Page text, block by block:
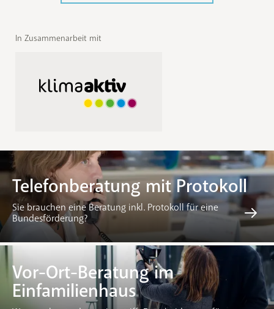
In Zusammenarbeit mit
Telefonberatung mit Protokoll
Sie brauchen eine Beratung inkl. Protokoll für eine
Bundesförderung?
Vor-Ort-Beratung im
Einfamilienhaus